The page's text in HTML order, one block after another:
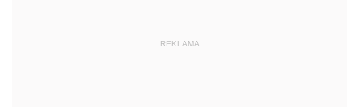
REKLAMA